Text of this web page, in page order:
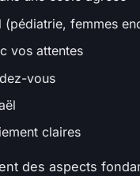
femmes
vos attentes
vous
claires
des aspects